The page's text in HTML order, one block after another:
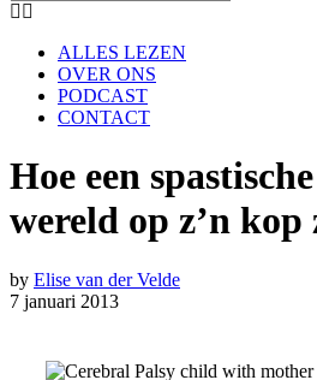
ALLES LEZEN
OVER ONS
PODCAST
CONTACT
Hoe een
wereld op z’n kop
by Elise van der Velde
7 januari 2013